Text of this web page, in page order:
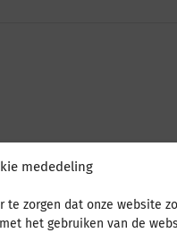
mededeling
te zorgen dat onze website
het gebruiken van de